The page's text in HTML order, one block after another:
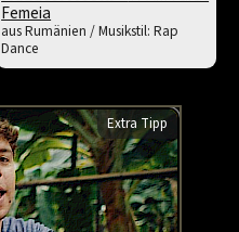
Femeia
aus Rumänien / Musikstil: Rap
Dance
Extra Tipp